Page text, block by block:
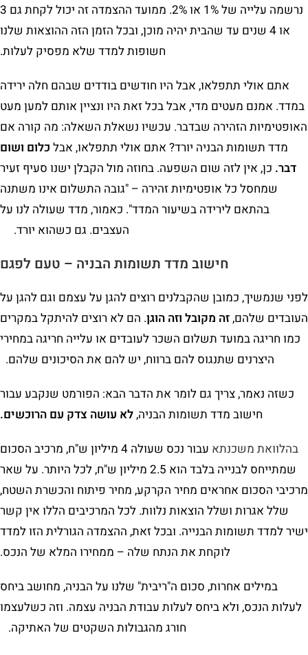
נרשמה עלייה של 1% או 2%. ממועד ההצמדה זה יכול לקחת גם 3
או 4 שנים עד שהבית יהיה מוכן, ובכל הזמן הזה ההוצאות שלנו
חשופות למדד שלא מפסיק לעלות.
אתם אולי תתפלאו, אבל היו חודשים בודדים שבהם חלה ירידה
במדד. אמנם מעטים מדי, אבל בכל זאת היו ונציין אותם למען מעט
האופטימיות הזהירה שבדבר. עכשיו נשאלת השאלה: מה קורה אם
מדד תשומות הבניה יורד? אתם אולי תתפלאו, אבל כלום ושום
דבר. כן, אין לזה שום השפעה. בחוזה מול הקבלן ישנו סעיף זעיר
שמחסל כל אופטימיות זהירה – "גובה התשלום אינו משתנה
בהתאם לירידה בשיעור המדד". כאמור, מדד שעולה לנו על
העצבים. גם כשהוא יורד.
חישוב מדד תשומות הבניה – טעם לפגם
לפני שנמשיך, כמובן שהקבלנים רוצים להגן על עצמם וגם להגן על
העובדים שלהם,זה מקובל וזה הוגן. הם לא רוצים להיתקל במקרים
כמו חריגה במועד תשלום השכר לעובדים או עלייה חריגה במחירי
היצרנים שתנגוס להם ברווח, יש להם את הסיכונים שלהם.
כשזה נאמר, צריך גם לומר את הדבר הבא: הפורמט שנקבע עבור
חישוב מדד תשומות הבניה,לא עושה צדק עם הרוכשים.
בהלוואת משכנתא
עבור נכס שעולה 4 מיליון ש"ח, מרכיב הסכום
שמתייחס לבנייה בלבד הוא 2.5 מיליון ש"ח, לכל היותר. על שאר
מרכיבי הסכום אחראים מחיר הקרקע, מחיר פיתוח והכשרת השטח,
שלל אגרות ושלל הוצאות נלוות. לכל המרכיבים הללו אין קשר
ישיר למדד תשומות הבנייה. ובכל זאת, ההצמדה הגורלית הזו למדד
לוקחת את הנתח שלה – ממחירו המלא של הנכס.
במילים אחרות, סכום ה"ריבית" שלנו על הבניה, מחושב ביחס
לעלות הנכס, ולא ביחס לעלות עבודת הבניה עצמה. וזה כשלעצמו
חורג מהגבולות השקטים של האתיקה.